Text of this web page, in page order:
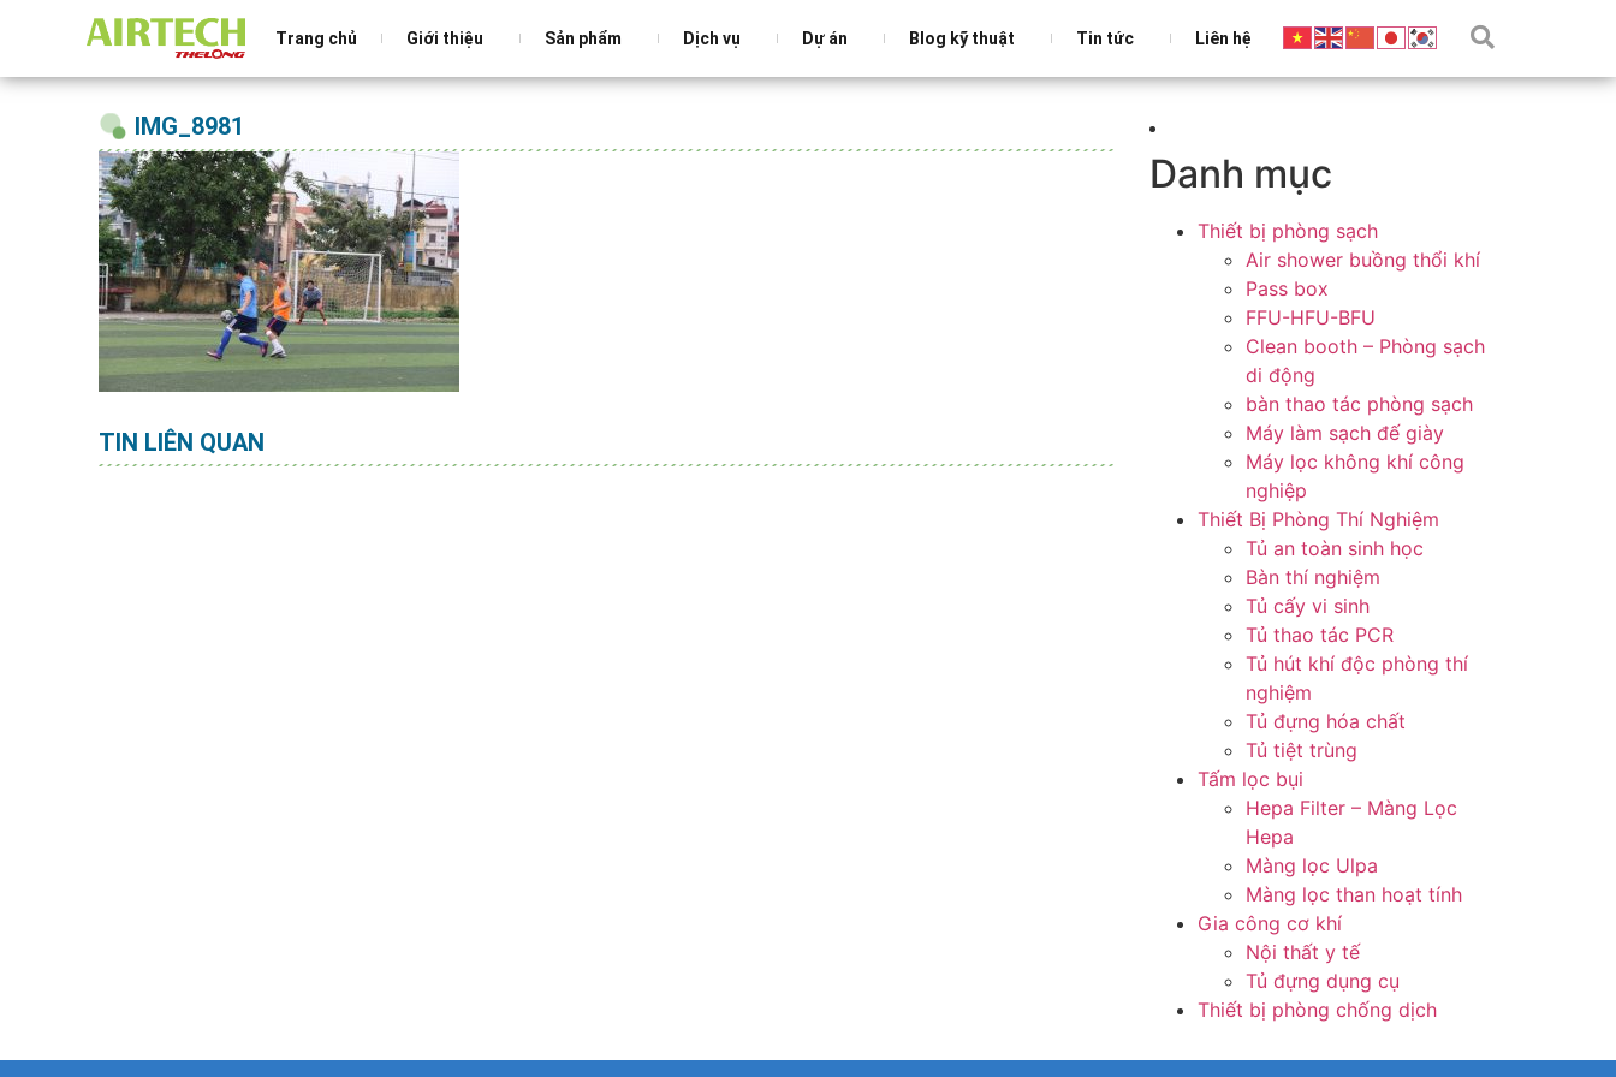
Trang chủ Giới thiệu Sản phẩm Dịch vụ Dự án Blog kỹ thuật Tin tức Liên hệ
IMG_8981
TIN LIÊN QUAN
Danh mục
Thiết bị phòng sạch
Air shower buồng thổi khí
Pass box
FFU-HFU-BFU
Clean booth – Phòng sạch
di động
bàn thao tác phòng sạch
Máy làm sạch đế giày
Máy lọc không khí công
nghiệp
Thiết Bị Phòng Thí Nghiệm
Tủ an toàn sinh học
Bàn thí nghiệm
Tủ cấy vi sinh
Tủ thao tác PCR
Tủ hút khí độc phòng thí
nghiệm
Tủ đựng hóa chất
Tủ tiệt trùng
Tấm lọc bụi
Hepa Filter – Màng Lọc
Hepa
Màng lọc Ulpa
Màng lọc than hoạt tính
Gia công cơ khí
Nội thất y tế
Tủ đựng dụng cụ
Thiết bị phòng chống dịch